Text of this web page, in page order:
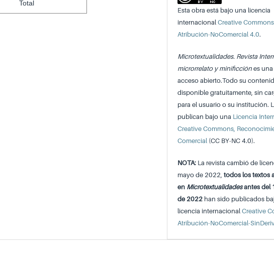
Total
Esta obra está bajo una licencia
internacionalCreative Commons
Atribución-NoComercial 4.0.
Microtextualidades. Revista
microrrelato y minificciónes
acceso abierto.Todo su
disponible gratuitamente, sin
para el usuario o su institución.
publican bajo una Licencia
Creative Commons,
Comercial (CC BY-NC 4.0).
NOTA: La revista cambió de
mayo de 2022,todos los textos
en Microtextualidadesantes del
de 2022 han sido publicados
licencia internacionalCreative
Atribución-NoComercial-